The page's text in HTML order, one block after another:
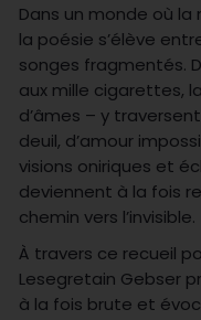
Dans un monde où la
la poésie s’élève
songes fragmentés.
aux mille cigarettes,
d’âmes – y
deuil, d’amour
visions oniriques et
deviennent à la fois
chemin vers l’invisible.
À travers ce recueil
Lesegretain Gebser
à la fois brute et